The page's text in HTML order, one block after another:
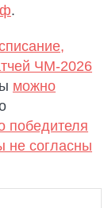
.
ЧМ-2026
можно
победителя
не согласны